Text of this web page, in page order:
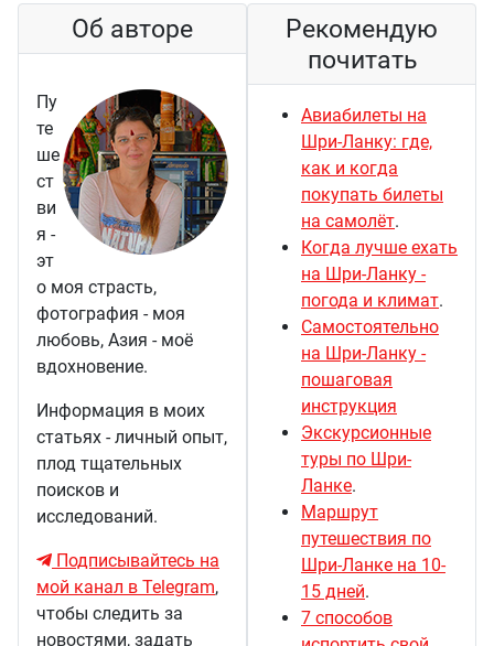
Об авторе
Пу
те
ше
ст
ви
я -
эт
о моя страсть,
фотография - моя
любовь, Азия - моё
вдохновение.
Информация в моих
статьях - личный опыт,
плод тщательных
поисков и
исследований.
Подписывайтесь на
мой канал в Telegram,
чтобы следить за
новостями, задать
Рекомендую
почитать
Авиабилеты на
Шри-Ланку: где,
как и когда
покупать билеты
на самолёт.
Когда лучше ехать
на Шри-Ланку -
погода и климат.
Самостоятельно
на Шри-Ланку -
пошаговая
инструкция
Экскурсионные
туры по Шри-
Ланке.
Маршрут
путешествия по
Шри-Ланке на 10-
15 дней.
7 способов